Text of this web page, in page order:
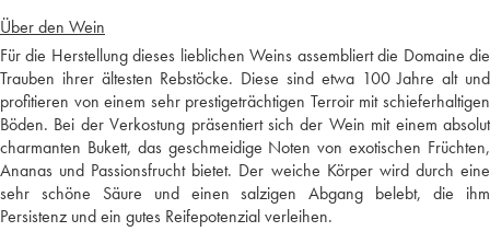
Über den Wein
Für die Herstellung dieses lieblichen Weins assembliert die Domaine die
Trauben ihrer ältesten Rebstöcke. Diese sind etwa 100 Jahre alt und
profitieren von einem sehr prestigeträchtigen Terroir mit schieferhaltigen
Böden. Bei der Verkostung präsentiert sich der Wein mit einem absolut
charmanten Bukett, das geschmeidige Noten von exotischen Früchten,
Ananas und Passionsfrucht bietet. Der weiche Körper wird durch eine
sehr schöne Säure und einen salzigen Abgang belebt, die ihm
Persistenz und ein gutes Reifepotenzial verleihen.